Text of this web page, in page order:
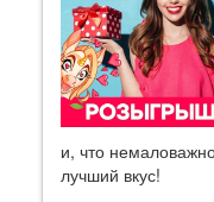
и, что
лучший вкус!